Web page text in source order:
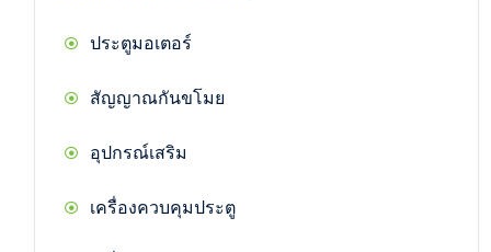
ประตูมอเตอร์
สัญญาณกันขโมย
อุปกรณ์เสริม
เครื่องควบคุมประตู